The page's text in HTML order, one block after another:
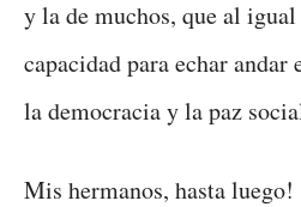
y la de muchos, que al
capacidad para echar
la democracia y la paz
Mis hermanos, hasta luego!